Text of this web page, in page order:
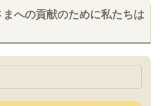
への貢献のために私たちは